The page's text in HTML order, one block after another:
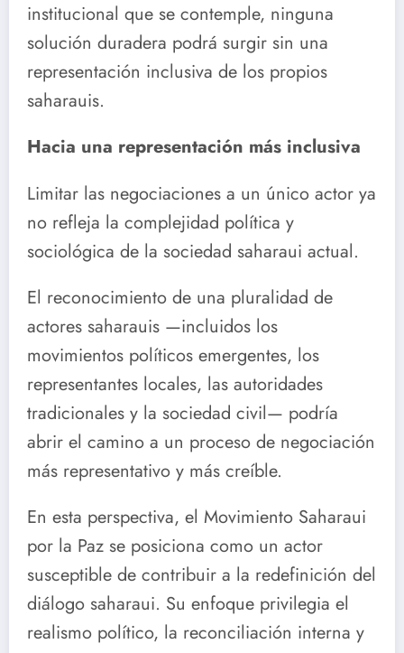
institucional que se contemple, ninguna
solución duradera podrá surgir sin una
representación inclusiva de los propios
saharauis.
Hacia una representación más inclusiva
Limitar las negociaciones a un único actor ya
no refleja la complejidad política y
sociológica de la sociedad saharaui actual.
El reconocimiento de una pluralidad de
actores saharauis —incluidos los
movimientos políticos emergentes, los
representantes locales, las autoridades
tradicionales y la sociedad civil— podría
abrir el camino a un proceso de negociación
más representativo y más creíble.
En esta perspectiva, el Movimiento Saharaui
por la Paz se posiciona como un actor
susceptible de contribuir a la redefinición del
diálogo saharaui. Su enfoque privilegia el
realismo político, la reconciliación interna y